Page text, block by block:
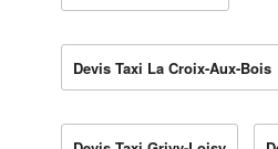
Devis Taxi La Croix-Aux-Bois